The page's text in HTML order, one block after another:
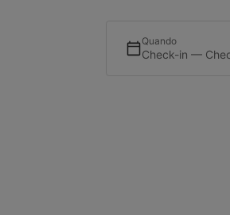
Quando
Check-in —